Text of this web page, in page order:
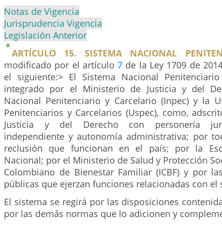
Notas de Vigencia
Jurisprudencia Vigencia
Legislación Anterior
ARTÍCULO 15. SISTEMA NACIONAL
modificado por el artículo7 de la Ley 1709 de
el siguiente:> El Sistema Nacional
integrado por el Ministerio de Justicia y del
Nacional Penitenciario y Carcelario (Inpec) y la
Penitenciarios y Carcelarios (Uspec), como,
Justicia y del Derecho con personería
independiente y autonomía administrativa; por
reclusión que funcionan en el país; por la
Nacional; por el Ministerio de Salud y Protección
Colombiano de Bienestar Familiar (ICBF) y por
públicas que ejerzan funciones relacionadas con el
El sistema se regirá por las disposiciones
por las demás normas que lo adicionen y